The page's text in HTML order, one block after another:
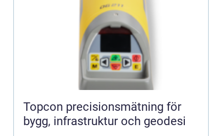
Topcon precisionsmätning för
bygg, infrastruktur och geodesi